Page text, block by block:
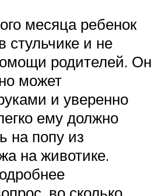
месяца ребенок
стульчике и не
родителей. Он
может
и уверенно
ему должно
на попу из
на животике.
во сколько